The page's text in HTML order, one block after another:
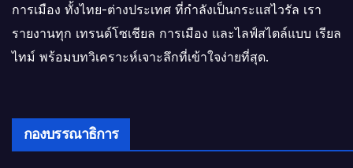
การเมือง ทั้งไทย-ต่างประเทศ ที่กำลังเป็นกระแสไวรัล เรา
รายงานทุก เทรนด์โซเชียล การเมือง และไลฟ์สไตล์แบบ เรียล
ไทม์ พร้อมบทวิเคราะห์เจาะลึกที่เข้าใจง่ายที่สุด.
กองบรรณาธิการ